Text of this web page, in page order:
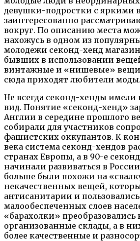
девушки-подростки с яркими
заинтересованно
вокруг. По описанию места
нахожусь в одном из
молодежи секонд-хенд
бывших в использовании
винтажные и «нишевые»
сюда приходят любители моды.
Не всегда секонд-хенды
вид. Понятие «секонд-хенд»
Англии в середине прошлого
собирали для участников
фашистских оккупантов. К
века система секонд-хендов
странах Европы, а в 90-е
начинали развиваться в
больше были похожи на
некачественных вещей,
антисанитарии и
малообеспеченных слоев
«барахолки» преобразовались
организованные склады, а в
более качественные и